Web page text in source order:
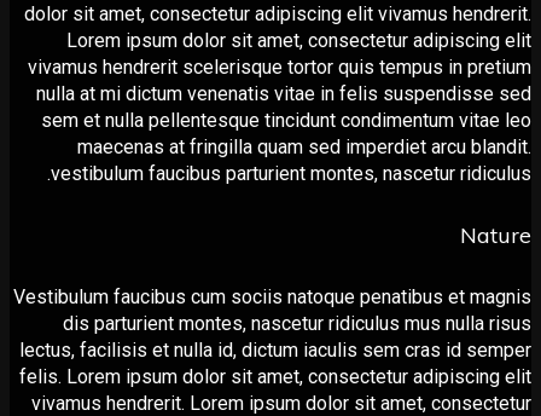
dolor sit amet, consectetur adipiscing elit vivamus
Lorem ipsum dolor sit amet, consectetur
vivamus hendrerit scelerisque tortor quis tempus in
nulla at mi dictum venenatis vitae in felis
sem et nulla pellentesque tincidunt condimentum
maecenas at fringilla quam sed imperdiet arcu
vestibulum faucibus parturient montes, nascetur
Vestibulum faucibus cum sociis natoque penatibus et
dis parturient montes, nascetur ridiculus mus
lectus, facilisis et nulla id, dictum iaculis sem сras id
felis. Lorem ipsum dolor sit amet, consectetur
vivamus hendrerit. Lorem ipsum dolor sit amet,